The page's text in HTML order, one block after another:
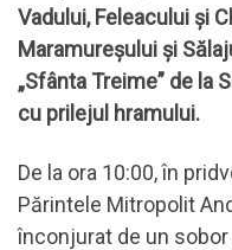
Vadului, Feleacului și
Maramureșului și
„Sfânta Treime” de la
cu prilejul hramului.
De la ora 10:00, în
Părintele Mitropolit
înconjurat de un